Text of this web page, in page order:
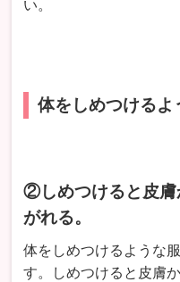
い。
体をしめつけるよ
②しめつけると皮膚
がれる。
体をしめつけるような
す。しめつけると皮膚